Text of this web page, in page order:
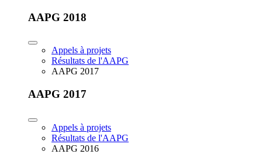
AAPG 2018
Appels à projets
Résultats de l'AAPG
AAPG 2017
AAPG 2017
Appels à projets
Résultats de l'AAPG
AAPG 2016